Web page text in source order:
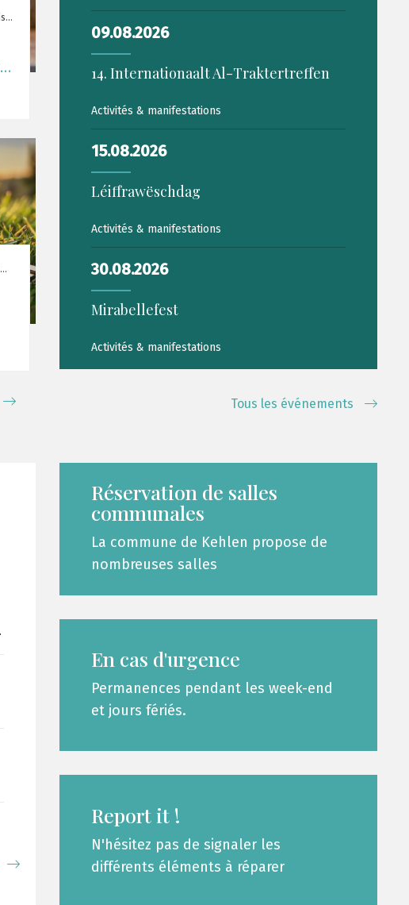
09.08.2026
14. Internationaalt Al-Traktertreffen
Activités & manifestations
15.08.2026
Léiffrawëschdag
Activités & manifestations
30.08.2026
Mirabellefest
Activités & manifestations
Tous les événements
Réservation de salles
communales
La commune de Kehlen propose de
nombreuses salles
En cas d'urgence
Permanences pendant les week-end
et jours fériés.
Report it !
N'hésitez pas de signaler les
différents éléments à réparer